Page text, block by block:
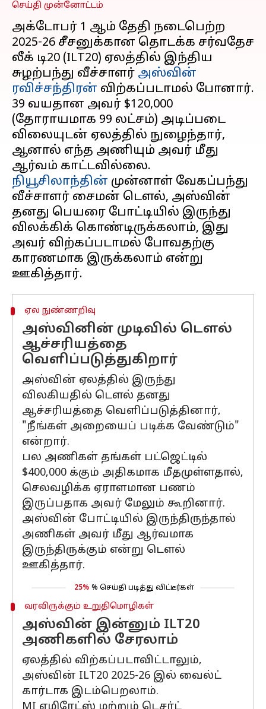
செய்தி முன்னோட்டம்
அக்டோபர் 1 ஆம் தேதி நடைபெற்ற
2025-26 சீசனுக்கான தொடக்க சர்வதேச
லீக் டி20 (ILT20) ஏலத்தில் இந்திய
சுழற்பந்து வீச்சாளர் அஸ்வின்
ரவிச்சந்திரன் விற்கப்படாமல் போனார்.
39 வயதான அவர் $120,000
(தோராயமாக ₹99 லட்சம்) அடிப்படை
விலையுடன் ஏலத்தில் நுழைந்தார்,
ஆனால் எந்த அணியும் அவர் மீது
நியூசிலாந்தின் முன்னாள் வேகப்பந்து
வீச்சாளர் சைமன் டௌல், அஸ்வின்
தனது பெயரை போட்டியில் இருந்து
விலக்கிக் கொண்டிருக்கலாம், இது
அவர் விற்கப்படாமல் போவதற்கு
காரணமாக இருக்கலாம் என்று
ஏல நுண்ணறிவு
அஸ்வினின் முடிவில் டௌல்
ஆச்சரியத்தை
வெளிப்படுத்துகிறார்
அஸ்வின் ஏலத்தில் இருந்து
விலகியதில் டௌல் தனது
ஆச்சரியத்தை வெளிப்படுத்தினார்,
"நீங்கள் அறையைப் படிக்க வேண்டும்"
என்றார்.
பல அணிகள் தங்கள் பட்ஜெட்டில்
$400,000 க்கும் அதிகமாக மீதமுள்ளதால்,
செலவழிக்க ஏராளமான பணம்
இருப்பதாக அவர் மேலும் கூறினார்.
அஸ்வின் போட்டியில் இருந்திருந்தால்
அணிகள் அவர் மீது ஆர்வமாக
இருந்திருக்கும் என்று டௌல்
ஊகித்தார்.
25% % செய்தி படித்து விட்டீர்கள்
வரவிருக்கும் உறுதிமொழிகள்
அஸ்வின் இன்னும் ILT20
அணிகளில் சேரலாம்
ஏலத்தில் விற்கப்படாவிட்டாலும்,
அஸ்வின் ILT20 2025-26 இல் வைல்ட்
கார்டாக இடம்பெறலாம்.